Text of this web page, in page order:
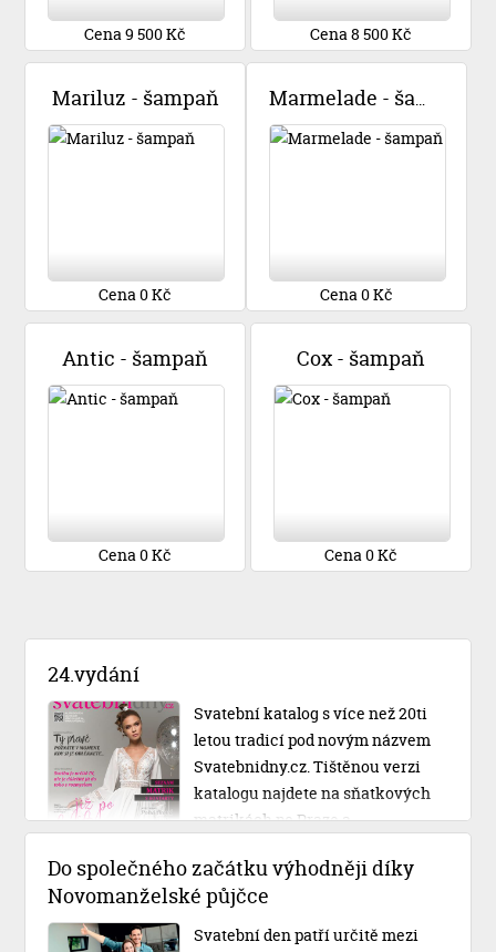
Cena 9 500 Kč Cena 8 500 Kč
Mariluz - šampaň
Cena 0 Kč
Marmelade - šampaň
Cena 0 Kč
Antic - šampaň
Cena 0 Kč
Cox - šampaň
Cena 0 Kč
24.vydání
Svatební katalog s více než 20ti
letou tradicí pod novým názvem
Svatebnidny.cz. Tištěnou verzi
katalogu najdete na sňatkových
matrikách po Praze a
Do společného začátku výhodněji díky
Novomanželské půjčce
Svatební den patří určitě mezi